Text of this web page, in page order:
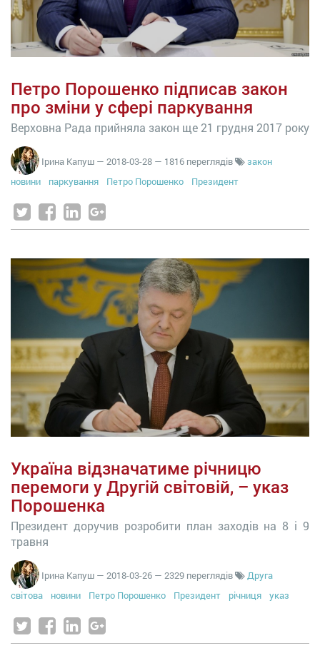
Петро Порошенко підписав закон
про зміни у сфері паркування
Верховна Рада прийняла закон ще 21 грудня 2017 року
Ірина Капуш — 2018-03-28 — 1816 переглядів
закон
новини
паркування Петро Порошенко Президент
Україна відзначатиме річницю
перемоги у Другій світовій, – указ
Порошенка
Президент доручив розробити план заходів на 8 і 9
травня
Ірина Капуш — 2018-03-26 — 2329 переглядів
Друга
світова
новини Петро Порошенко Президент річниця указ